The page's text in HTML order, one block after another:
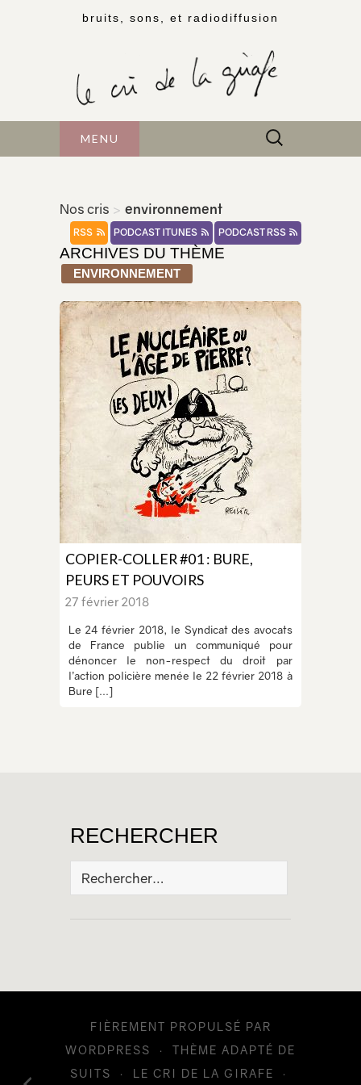
bruits, sons, et radiodiffusion
MENU Rechercher :
Nos cris > environnement
PODCAST RSS
PODCAST ITUNES
RSS
ARCHIVES DU THÈME
ENVIRONNEMENT
COPIER-COLLER #01 : BURE,
PEURS ET POUVOIRS
27 février 2018
Le 24 février 2018, le Syndicat des avocats
de France publie un communiqué pour
dénoncer le non-respect du droit par
l’action policière menée le 22 février 2018 à
Bure [...]
RECHERCHER
Rechercher :
FIÈREMENT PROPULSÉ PAR
WORDPRESS
·
THÈME ADAPTÉ DE
SUITS
· LE CRI DE LA GIRAFE ·